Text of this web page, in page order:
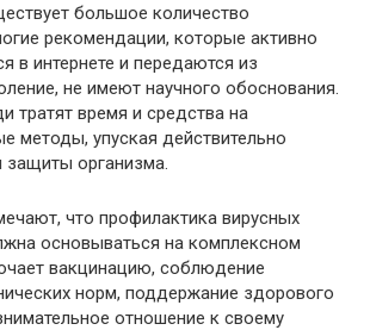
большое количество
рекомендации, которые активно
в интернете и передаются из
не имеют научного обоснования.
тратят время и средства на
методы, упуская действительно
организма.
что профилактика вирусных
основываться на комплексном
вакцинацию, соблюдение
норм, поддержание здорового
отношение к своему